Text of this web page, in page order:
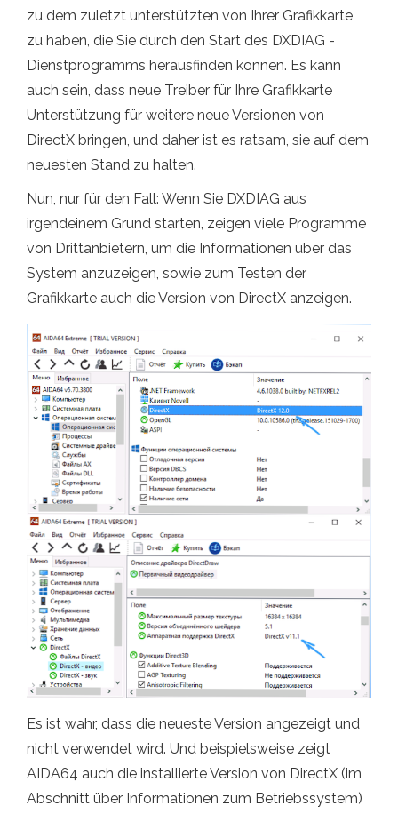
zu dem zuletzt unterstützten von Ihrer Grafikkarte
zu haben, die Sie durch den Start des DXDIAG -
Dienstprogramms herausfinden können. Es kann
auch sein, dass neue Treiber für Ihre Grafikkarte
Unterstützung für weitere neue Versionen von
DirectX bringen, und daher ist es ratsam, sie auf dem
neuesten Stand zu halten.
Nun, nur für den Fall: Wenn Sie DXDIAG aus
irgendeinem Grund starten, zeigen viele Programme
von Drittanbietern, um die Informationen über das
System anzuzeigen, sowie zum Testen der
Grafikkarte auch die Version von DirectX anzeigen.
Es ist wahr, dass die neueste Version angezeigt und
nicht verwendet wird. Und beispielsweise zeigt
AIDA64 auch die installierte Version von DirectX (im
Abschnitt über Informationen zum Betriebssystem)